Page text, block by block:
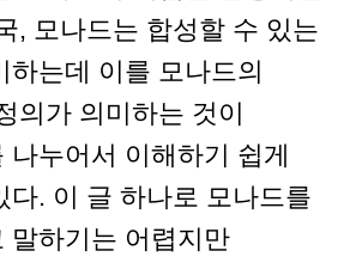
, 모나드는 합성할 수 있는
하는데 이를 모나드의
의가 의미하는 것이
나누어서 이해하기 쉽게
다. 이 글 하나로 모나드를
말하기는 어렵지만